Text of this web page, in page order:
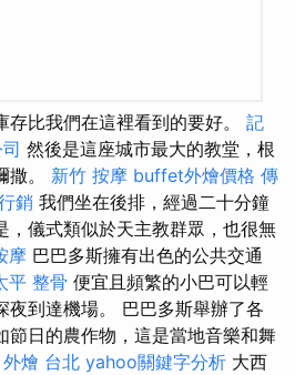
比我們在這裡看到的要好。 記
然後是這座城市最大的教堂，根
撒。 新竹 按摩 buffet外燴價格 傳
銷 我們坐在後排，經過二十分鐘
，儀式類似於天主教群眾，也很無
摩 巴巴多斯擁有出色的公共交通
平 整骨 便宜且頻繁的小巴可以輕
夜到達機場。 巴巴多斯舉辦了各
節日的農作物，這是當地音樂和舞
外燴 台北 yahoo關鍵字分析 大西